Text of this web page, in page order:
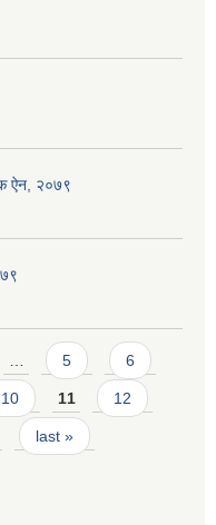
ऐन, २०७९
5 6
10 11 12
last »